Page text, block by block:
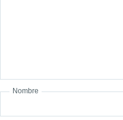
Nombre